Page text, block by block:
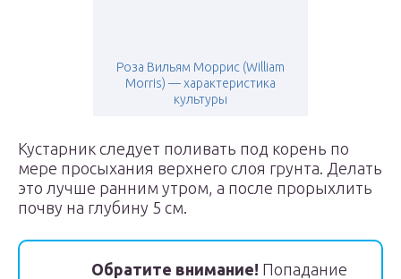
Роза Вильям Моррис (William
Morris) — характеристика
культуры
Кустарник следует поливать под корень по
мере просыхания верхнего слоя грунта. Делать
это лучше ранним утром, а после прорыхлить
почву на глубину 5 см.
Обратите внимание! Попадание